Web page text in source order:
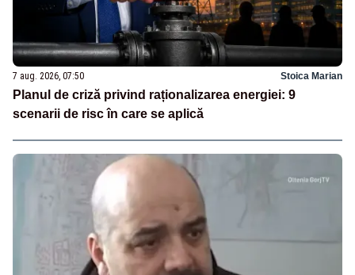
7 aug. 2026, 07:50 Stoica Marian
Planul de criză privind raționalizarea energiei: 9
scenarii de risc în care se aplică